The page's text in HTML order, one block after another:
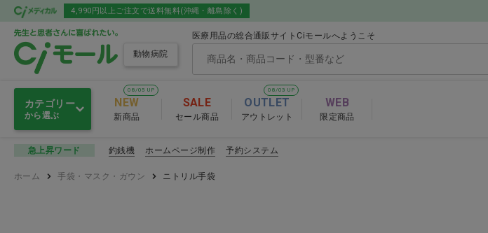
4,990円以上ご注文で送料無料(沖縄・離島除く)
動物病院
医療用品の総合通販サイトCiモールへようこそ
カテゴリー
から選ぶ
動物用医薬品
人体用医薬品
動物用医薬品
08/05 UP
NEW
新商品
SALE
セール商品
08/03 UP
OUTLET
アウトレット
WEB
限定商品
急上昇ワード 釣銭機 ホームページ制作 予約システム
ホーム 手袋・マスク・ガウン ニトリル手袋